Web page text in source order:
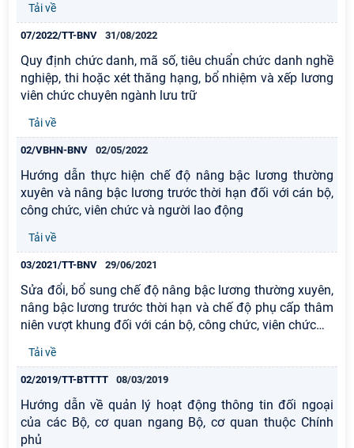
Tải về
07/2022/TT-BNV 31/08/2022
Quy định chức danh, mã số, tiêu chuẩn chức danh nghề
nghiệp, thi hoặc xét thăng hạng, bổ nhiệm và xếp lương
viên chức chuyên ngành lưu trữ
Tải về
02/VBHN-BNV 02/05/2022
Hướng dẫn thực hiện chế độ nâng bậc lương thường
xuyên và nâng bậc lương trước thời hạn đối với cán bộ,
công chức, viên chức và người lao động
Tải về
03/2021/TT-BNV 29/06/2021
Sửa đổi, bổ sung chế độ nâng bậc lương thường xuyên,
nâng bậc lương trước thời hạn và chế độ phụ cấp thâm
niên vượt khung đối với cán bộ, công chức, viên chức…
Tải về
02/2019/TT-BTTTT 08/03/2019
Hướng dẫn về quản lý hoạt động thông tin đối ngoại
của các Bộ, cơ quan ngang Bộ, cơ quan thuộc Chính
phủ